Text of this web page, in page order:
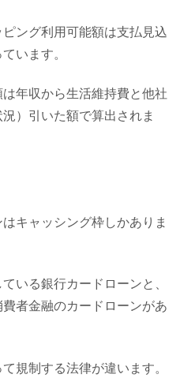
ング利用可能額は支払見込
います。
年収から生活維持費と他社
）引いた額で算出されま
キャッシング枠しかありま
いる銀行カードローンと、
者金融のカードローンがあ
規制する法律が違います。